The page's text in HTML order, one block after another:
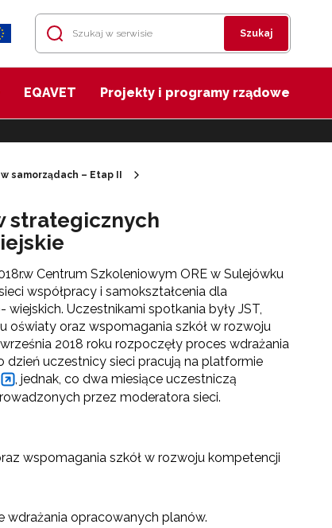
Szukaj
EQAVET Projekty i programy rządowe
samorządach – Etap II
strategicznych
Centrum Szkoleniowym ORE w Sulejówku
współpracy i samokształcenia dla
wiejskich. Uczestnikami spotkania były JST,
oświaty oraz wspomagania szkół w rozwoju
2018 roku rozpoczęły proces wdrażania
uczestnicy sieci pracują na platformie
, jednak, co dwa miesiące uczestniczą
przez moderatora sieci.
wspomagania szkół w rozwoju kompetencji
wdrażania opracowanych planów.